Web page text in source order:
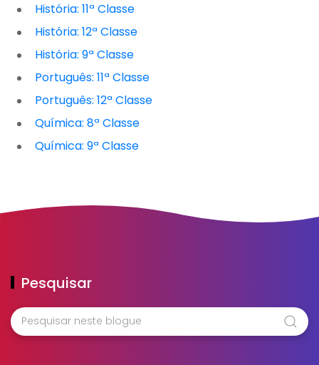
História: 11ª Classe
História: 12ª Classe
História: 9ª Classe
Português: 11ª Classe
Português: 12ª Classe
Química: 8ª Classe
Química: 9ª Classe
Pesquisar